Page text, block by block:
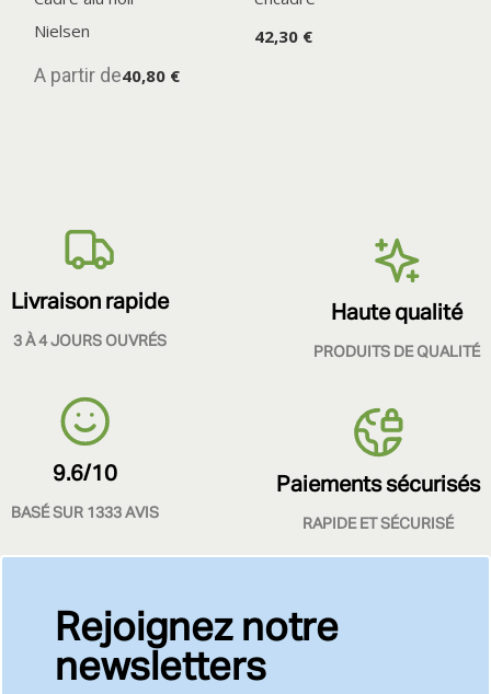
Nielsen
A partir de40,80 €
42,30 €
Livraison rapide
3 À 4 JOURS OUVRÉS
Haute qualité
PRODUITS DE QUALITÉ
9.6/10
BASÉ SUR 1333 AVIS
Paiements sécurisés
RAPIDE ET SÉCURISÉ
Rejoignez notre
newsletters